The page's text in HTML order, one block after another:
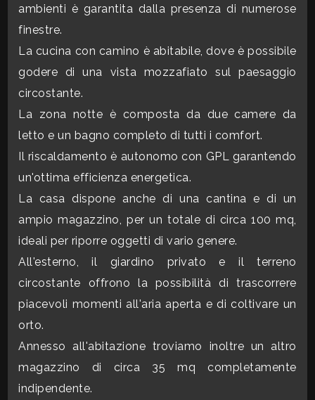
ambienti è garantita dalla presenza di numerose
finestre.
La cucina con camino è abitabile, dove è possibile
godere di una vista mozzafiato sul paesaggio
circostante.
La zona notte è composta da due camere da
letto e un bagno completo di tutti i comfort.
Il riscaldamento è autonomo con GPL garantendo
un'ottima efficienza energetica.
La casa dispone anche di una cantina e di un
ampio magazzino, per un totale di circa 100 mq,
ideali per riporre oggetti di vario genere.
All'esterno, il giardino privato e il terreno
circostante offrono la possibilità di trascorrere
piacevoli momenti all'aria aperta e di coltivare un
orto.
Annesso all'abitazione troviamo inoltre un altro
magazzino di circa 35 mq completamente
indipendente.
Industriali
Terreni
Prezzo
Locali